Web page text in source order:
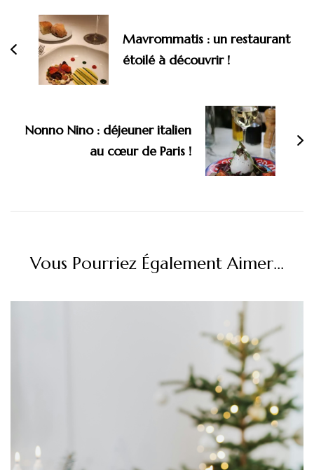
d'article
Mavrommatis : un restaurant
étoilé à découvrir !
Nonno Nino : déjeuner italien
au cœur de Paris !
Vous Pourriez Également Aimer...